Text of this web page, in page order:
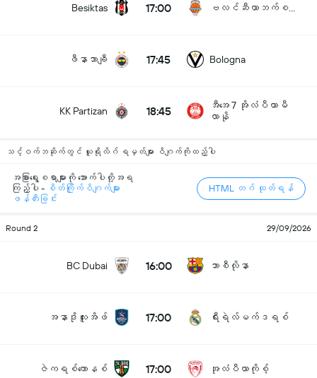
Besiktas 17:00
ဖီနာဘာချီ 17:45 Bologna
KK Partizan 18:45
အီအေ 7 အိုလံပီယာမီ
လာနို
သင့်ဝက်ဘဆိုက်တွင် ယူရိုလိဂ် ရမှတ်များ ဝိဂျက်ကိုထည့်ပါ
အခြားရွေးစရာများကို အောက်ပါတို့အရ
ကြည့်ပါ - စိတ်ကြိုက်ဝိဂျက်များ
ဖန်တီးခြင်း
HTML တဂ် ထုတ်ရန်
Round 2 29/09/2026
BC Dubai 16:00 ဘာစီလိုနာ
အနာဒိုလူးအိဖ် 17:00 ရီးရဲလ်မက်ဒရစ်
ဇဲကရစ်ကောနစ် 17:00 အုလံပီယာကိုစ့်